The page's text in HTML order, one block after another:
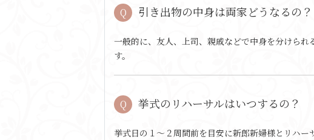
引き出物の中身は両家どうなるの？
一般的に、友人、上司、親戚などで中身を分けら
す。
挙式のリハーサルはいつするの？
挙式日の１〜２周間前を目安に新郎新婦様とリハー